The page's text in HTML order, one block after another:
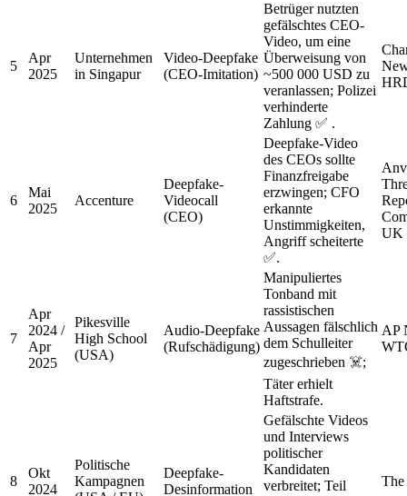
5
Apr
2025
Unternehmen
in Singapur
Video-Deepfake
(CEO-Imitation)
Betrüger nutzten
gefälschtes CEO-
Video, um eine
Überweisung von
~500 000 USD zu
veranlassen; Polizei
verhinderte
Zahlung ✅ .
6
Mai
2025
Accenture
Deepfake-
Videocall
(CEO)
Deepfake-Video
des CEOs sollte
Finanzfreigabe
erzwingen; CFO
erkannte
Unstimmigkeiten,
Angriff scheiterte
✅.
UK
7
Apr
2024 /
Apr
2025
Pikesville
High School
(USA)
Audio-Deepfake
(Rufschädigung)
Manipuliertes
Tonband mit
rassistischen
Aussagen fälschlich
dem Schulleiter
zugeschrieben ☠️;
Täter erhielt
Haftstrafe.
AP
8
Okt
2024
Politische
Kampagnen
Deepfake-
Desinformation
Gefälschte Videos
und Interviews
politischer
Kandidaten
verbreitet; Teil
The